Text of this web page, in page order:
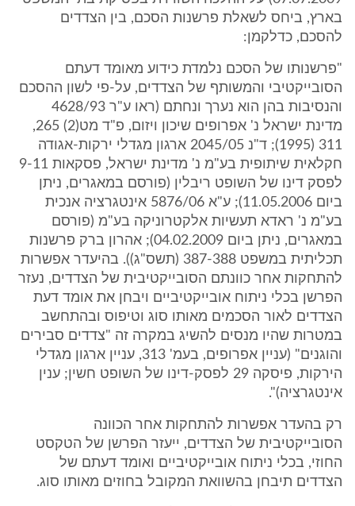
בארץ, ביחס לשאלת פרשנות הסכם, בין הצדדים
להסכם, כדלקמן:
"פרשנותו של הסכם נלמדת כידוע מאומד דעתם
הסובייקטיבי והמשותף של הצדדים, על-פי לשון ההסכם
והנסיבות בהן הוא נערך ונחתם (ראו ע"ר 4628/93
מדינת ישראל נ' אפרופים שיכון ויזום, פ"ד מט(2) 265,
311 (1995); ד"נ 2045/05 ארגון מגדלי ירקות-אגודה
חקלאית שיתופית בע"מ נ' מדינת ישראל, פסקאות 9-11
לפסק דינו של השופט ריבלין (פורסם במאגרים, ניתן
ביום 11.05.2006); ע"א 5876/06 אינטגרציה אנכית
בע"מ נ' ראדא תעשיות אלקטרוניקה בע"מ (פורסם
במאגרים, ניתן ביום 04.02.2009); אהרון ברק פרשנות
תכליתית במשפט 387-388 (תשס"ג)). בהיעדר אפשרות
להתחקות אחר כוונתם הסובייקטיבית של הצדדים, נעזר
הפרשן בכלי ניתוח אובייקטיביים ויבחן את אומד דעת
הצדדים לאור הסכמים מאותו סוג וטיפוס ובהתחשב
במטרות שהיו מנסים להשיג במקרה זה "צדדים סבירים
והוגנים" (עניין אפרופים, בעמ' 313, עניין ארגון מגדלי
הירקות, פיסקה 29 לפסק-דינו של השופט חשין; ענין
אינטגרציה)".
רק בהעדר אפשרות להתחקות אחר הכוונה
הסובייקטיבית של הצדדים, ייעזר הפרשן של הטקסט
החוזי, בכלי ניתוח אובייקטיביים ואומד דעתם של
הצדדים תיבחן בהשוואת המקובל בחוזים מאותו סוג.